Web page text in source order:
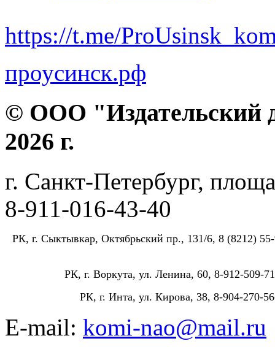
https://t.me/
проусинск.рф
© ООО "Издательский
2026 г.
г. Санкт-Петербург,
8-911-016-43-40
РК, г. Сыктывкар, Октябрьский пр., 131/6, 8 (8212)
РК, г. Воркута, ул. Ленина, 60, 8-912-509-
РК, г. Инта, ул. Кирова, 38, 8-904-270-
E-mail: komi-nao@mail.ru